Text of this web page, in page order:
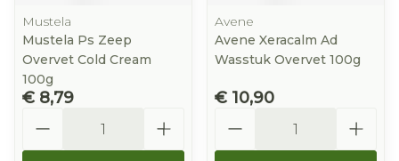
Mustela
Mustela Ps Zeep
Overvet Cold Cream
100g
€ 8,79
Avene
Avene Xeracalm Ad
Wasstuk Overvet 100g
€ 10,90